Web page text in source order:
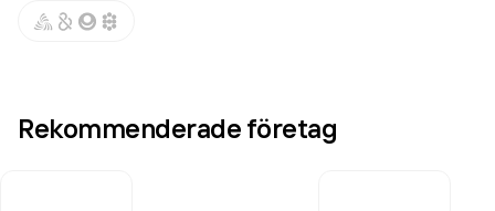
Rekommenderade företag